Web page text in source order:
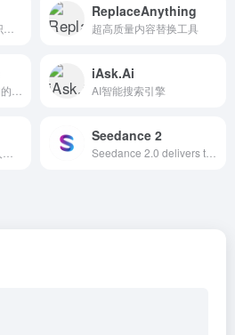
ReplaceAnything
超高质量内容替换工具
iAsk.Ai
AI智能搜索引擎
Seedance 2